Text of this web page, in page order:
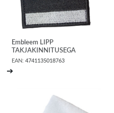
Embleem LIPP
TAKJAKINNITUSEGA
EAN:4741135018763
➔